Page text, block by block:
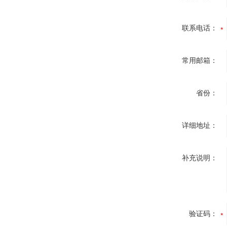
联系电话：
常用邮箱：
省份：
详细地址：
补充说明：
验证码：